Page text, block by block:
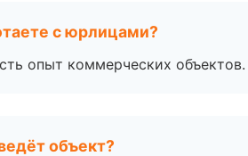
с юрлицами?
опыт коммерческих
объект?